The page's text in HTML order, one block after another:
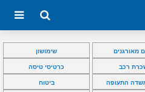
מאורגנים שימושון
רכב כרטיסי טיסה
משדה התעופה ביטוח